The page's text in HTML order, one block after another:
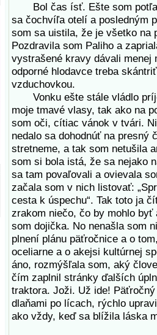
Bol čas ísť. Ešte som
sa čochvíľa otelí a posledným
som sa uistila, že je všetko na
Pozdravila som Paliho a
vystrašené kravy dávali menej
odporné hlodavce treba
vzduchovkou.
Vonku ešte stále vládlo
moje tmavé vlasy, tak ako na
som oči, cítiac vánok v tvári.
nedalo sa dohodnúť na presný
stretneme, a tak som netušila
som si bola istá, že sa nejako
sa tam povaľovali a ovievala
začala som v nich listovať:
cesta k úspechu“. Tak toto ja
zrakom niečo, čo by mohlo
som dojička. No nenašla som
plnení plánu päťročnice a o
oceliarne a o akejsi kultúrnej
áno, rozmýšľala som, aký
čím zaplnil stránky ďalších
traktora. Joži. Už ide!
dlaňami po lícach, rýchlo
ako vždy, keď sa blížila láska